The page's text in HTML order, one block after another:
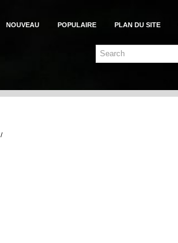
NOUVEAU POPULAIRE PLAN DU SITE
/